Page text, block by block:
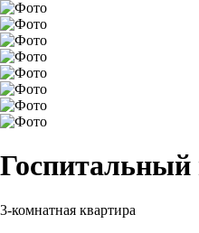
Госпитальный
3-комнатная квартира